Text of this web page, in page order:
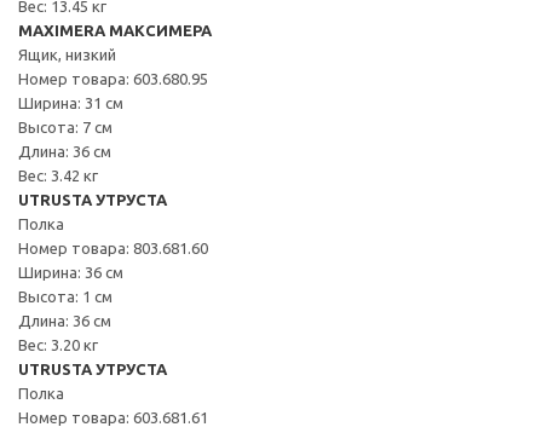
Вес: 13.45 кг
MAXIMERA МАКСИМЕРА
Ящик, низкий
Номер товара: 603.680.95
Ширина: 31 см
Высота: 7 см
Длина: 36 см
Вес: 3.42 кг
UTRUSTA УТРУСТА
Полка
Номер товара: 803.681.60
Ширина: 36 см
Высота: 1 см
Длина: 36 см
Вес: 3.20 кг
UTRUSTA УТРУСТА
Полка
Номер товара: 603.681.61